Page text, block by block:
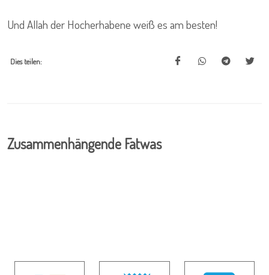
Und Allah der Hocherhabene weiß es am besten!
Dies teilen:
Zusammenhängende Fatwas